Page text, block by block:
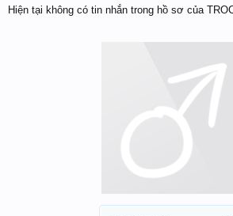
Hiện tại không có tin nhắn trong hồ sơ của